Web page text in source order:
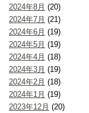
2024年8月 (20)
2024年7月 (21)
2024年6月 (19)
2024年5月 (19)
2024年4月 (18)
2024年3月 (19)
2024年2月 (18)
2024年1月 (19)
2023年12月 (20)